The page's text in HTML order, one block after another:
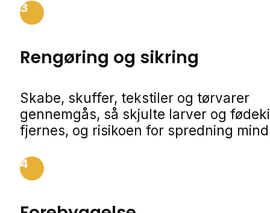
3
Rengøring og sikring
Skabe, skuffer, tekstiler og tørvarer
gennemgås, så skjulte larver og
fjernes, og risikoen for spredning
4